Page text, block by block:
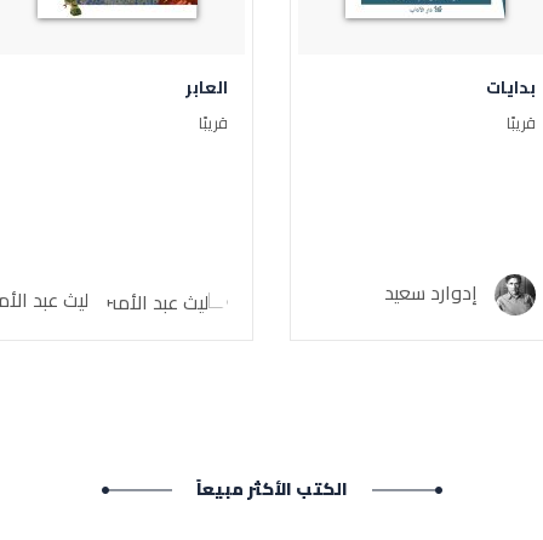
بدايات
قريبًا
إدوارد سعيد
العابر
قريبًا
ليث عبد
الكتب الأكثر مبيعاً